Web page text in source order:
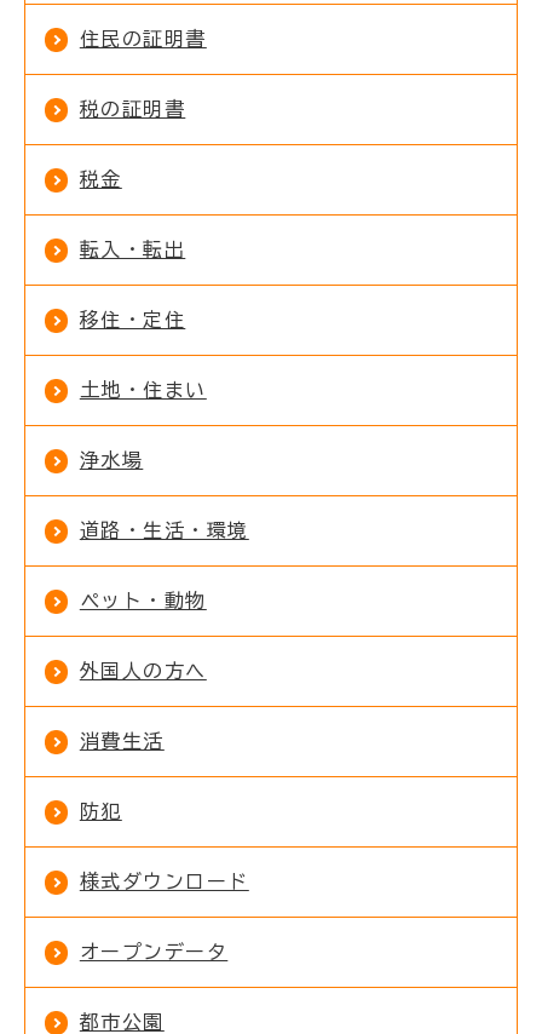
住民の証明書
税の証明書
税金
転入・転出
移住・定住
土地・住まい
浄水場
道路・生活・環境
ペット・動物
外国人の方へ
消費生活
防犯
様式ダウンロード
オープンデータ
都市公園